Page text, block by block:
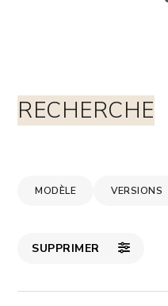
RECHERCHE
MODÈLE VERSIONS
SUPPRIMER